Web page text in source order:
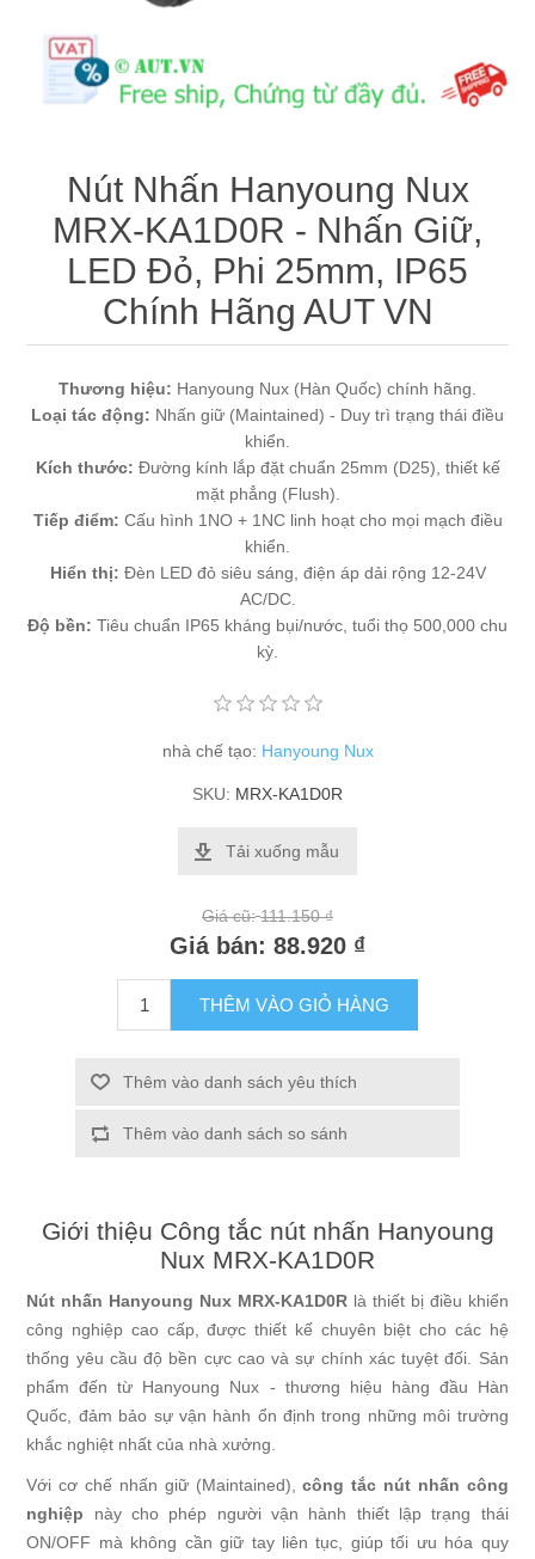
Máy tính công nghiệp
Động cơ bước 2 phase
Chưa Phân Loại
Phụ Kiện Siemens
Nút Nhấn Hanyoung Nux
MRX-KA1D0R - Nhấn Giữ,
LED Đỏ, Phi 25mm, IP65
Chính Hãng AUT VN
Thương hiệu: Hanyoung Nux (Hàn Quốc) chính hãng.
Loại tác động: Nhấn giữ (Maintained) - Duy trì trạng thái điều
khiển.
Kích thước: Đường kính lắp đặt chuẩn 25mm (D25), thiết kế
mặt phẳng (Flush).
Tiếp điểm: Cấu hình 1NO + 1NC linh hoạt cho mọi mạch điều
khiển.
Hiển thị: Đèn LED đỏ siêu sáng, điện áp dải rộng 12-24V
AC/DC.
Độ bền: Tiêu chuẩn IP65 kháng bụi/nước, tuổi thọ 500,000 chu
kỳ.
nhà chế tạo: Hanyoung Nux
SKU: MRX-KA1D0R
Tải xuống mẫu
Giá cũ: 111.150 ₫
Giá bán: 88.920 ₫
THÊM VÀO GIỎ HÀNG
Thêm vào danh sách yêu thích
Thêm vào danh sách so sánh
Giới thiệu Công tắc nút nhấn Hanyoung
Nux MRX-KA1D0R
Nút nhấn Hanyoung Nux MRX-KA1D0R là thiết bị điều khiển
công nghiệp cao cấp, được thiết kế chuyên biệt cho các hệ
thống yêu cầu độ bền cực cao và sự chính xác tuyệt đối. Sản
phẩm đến từ Hanyoung Nux - thương hiệu hàng đầu Hàn
Quốc, đảm bảo sự vận hành ổn định trong những môi trường
khắc nghiệt nhất của nhà xưởng.
Với cơ chế nhấn giữ (Maintained),công tắc nút nhấn công
nghiệp này cho phép người vận hành thiết lập trạng thái
ON/OFF mà không cần giữ tay liên tục, giúp tối ưu hóa quy